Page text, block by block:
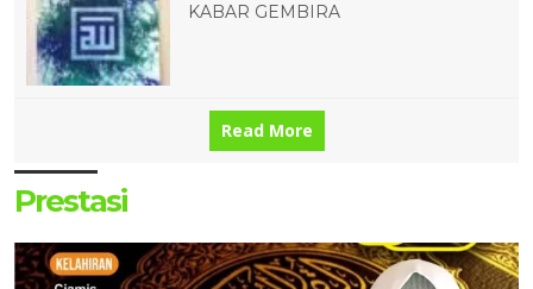
KABAR GEMBIRA
Read More
Prestasi
13 NOV 2020